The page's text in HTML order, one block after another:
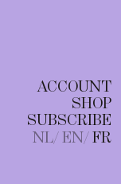
ACCOUNT
SHOP
SUBSCRIBE
NL EN FR